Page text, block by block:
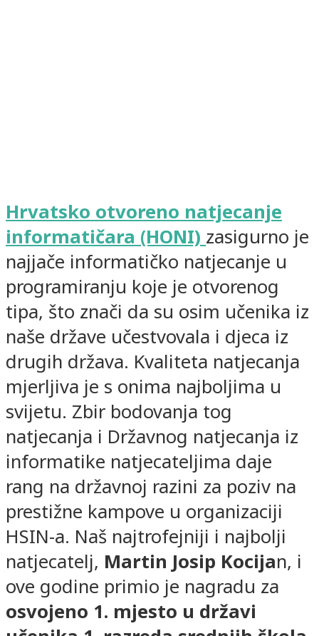
Hrvatsko otvoreno natjecanje
informatičara (HONI) zasigurno je
najjače informatičko natjecanje u
programiranju koje je otvorenog
tipa, što znači da su osim učenika iz
naše države učestvovala i djeca iz
drugih država. Kvaliteta natjecanja
mjerljiva je s onima najboljima u
svijetu. Zbir bodovanja tog
natjecanja i Državnog natjecanja iz
informatike natjecateljima daje
rang na državnoj razini za poziv na
prestižne kampove u organizaciji
HSIN-a. Naš najtrofejniji i najbolji
natjecatelj, Martin Josip Kocijan, i
ove godine primio je nagradu za
osvojeno 1. mjesto u državi